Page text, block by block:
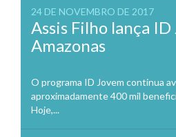
24 DE NOVEMBRO DE 2017
Assis Filho lança ID
Amazonas
O programa ID Jovem continua
aproximadamente 400 mil
Hoje,...